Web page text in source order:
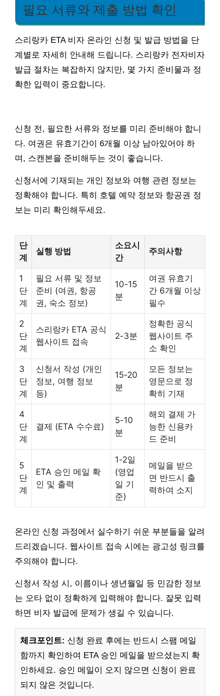
필요 서류와 제출 방법 확인
스리랑카 ETA 비자 온라인 신청 및 발급 방법을 단
계별로 자세히 안내해 드립니다. 스리랑카 전자비자
발급 절차는 복잡하지 않지만, 몇 가지 준비물과 정
확한 입력이 중요합니다.
신청 전, 필요한 서류와 정보를 미리 준비해야 합니
다. 여권은 유효기간이 6개월 이상 남아있어야 하
며, 스캔본을 준비해두는 것이 좋습니다.
신청서에 기재되는 개인 정보와 여행 관련 정보는
정확해야 합니다. 특히 호텔 예약 정보와 항공권 정
보는 미리 확인해두세요.
단
계
실행 방법
소요시
간
주의사항
1
단
계
필요 서류 및 정보
준비 (여권, 항공
권, 숙소 정보)
10-15
분
여권 유효기
간 6개월 이상
필수
2
단
계
스리랑카 ETA 공식
웹사이트 접속
2-3분
정확한 공식
웹사이트 주
소 확인
3
단
계
신청서 작성 (개인
정보, 여행 정보
등)
15-20
분
모든 정보는
영문으로 정
확히 기재
4
단
계
결제 (ETA 수수료)
5-10
분
해외 결제 가
능한 신용카
드 준비
5
단
계
ETA 승인 메일 확
인 및 출력
1-2일
(영업
일 기
준)
메일을 받으
면 반드시 출
력하여 소지
온라인 신청 과정에서 실수하기 쉬운 부분들을 알려
드리겠습니다. 웹사이트 접속 시에는 광고성 링크를
주의해야 합니다.
신청서 작성 시, 이름이나 생년월일 등 민감한 정보
는 오타 없이 정확하게 입력해야 합니다. 잘못 입력
하면 비자 발급에 문제가 생길 수 있습니다.
체크포인트: 신청 완료 후에는 반드시 스팸 메일
함까지 확인하여 ETA 승인 메일을 받으셨는지 확
인하세요. 승인 메일이 오지 않으면 신청이 완료
되지 않은 것입니다.